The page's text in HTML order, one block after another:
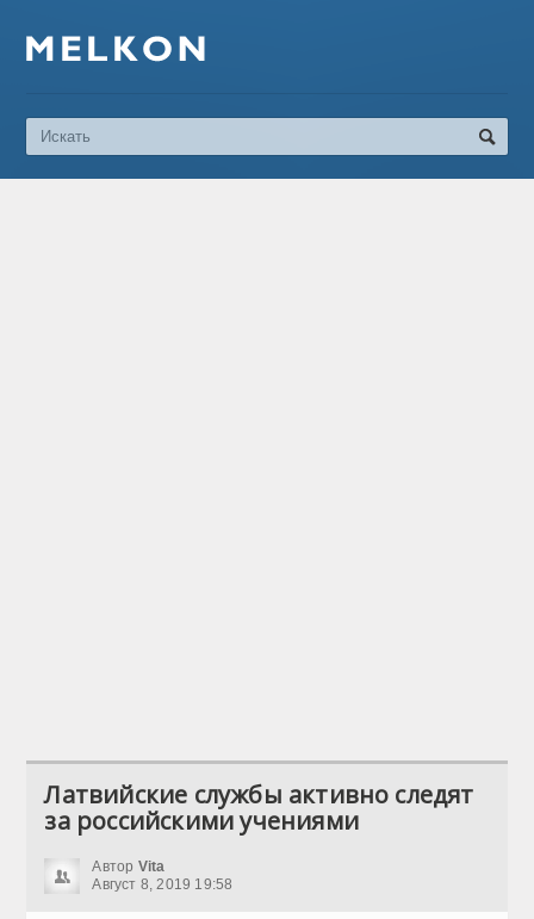
Латвийские службы активно следят
за российскими учениями
Автор Vita
Август 8, 2019 19:58